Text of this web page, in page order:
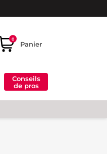
0
Panier
Conseils
de pros